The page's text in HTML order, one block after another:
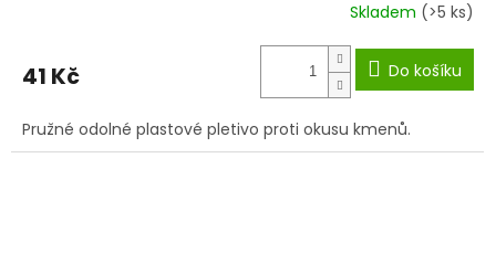
Skladem (>5 ks)
41 Kč Do košíku
Pružné odolné plastové pletivo proti okusu kmenů.